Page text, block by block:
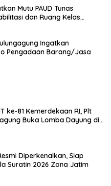
Mutu PAUD Tunas
dan Ruang Kelas
Ingatkan
Pengadaan Barang/Jasa
ke-81 Kemerdekaan RI, Plt
Buka Lomba Dayung di
Diperkenalkan, Siap
Suratin 2026 Zona Jatim